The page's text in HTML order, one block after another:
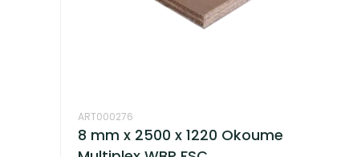
ART000276
8 mm x 2500 x 1220 Okoume